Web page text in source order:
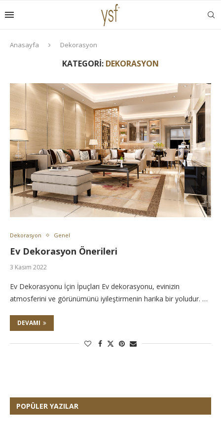
Anasayfa Dekorasyon
KATEGORI: DEKORASYON
Dekorasyon Genel
Ev Dekorasyon Önerileri
3 Kasım 2022
Ev Dekorasyonu İçin İpuçları Ev dekorasyonu, evinizin
atmosferini ve görünümünü iyileştirmenin harika bir yoludur. …
DEVAMI
POPÜLER YAZILAR